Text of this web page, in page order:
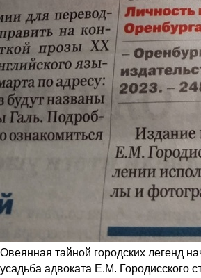
Овеянная тайной городских легенд
усадьба адвоката Е.М. Городисского